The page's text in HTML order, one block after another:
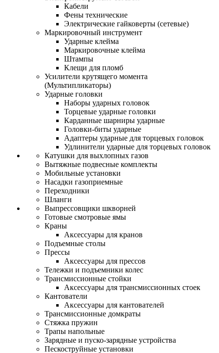
Кабели
Фены технические
Электрические гайковерты (сетевые)
Маркировочный инструмент
Ударные клейма
Маркировочные клейма
Штампы
Клещи для пломб
Усилители крутящего момента
(Мультипликаторы)
Ударные головки
Наборы ударных головок
Торцевые ударные головки
Карданные шарниры ударные
Головки-биты ударные
Адаптеры ударные для торцевых головок
Удлинители ударные для торцевых головок
Катушки для выхлопных газов
Вытяжные подвесные комплекты
Мобильные установки
Насадки газоприемные
Переходники
Шланги
Выпрессовщики шкворней
Готовые смотровые ямы
Краны
Аксессуары для кранов
Подъемные столы
Прессы
Аксессуары для прессов
Тележки и подъемники колес
Трансмиссионные стойки
Аксессуары для трансмиссионных стоек
Кантователи
Аксессуары для кантователей
Трансмиссионные домкраты
Стяжка пружин
Трапы напольные
Зарядные и пуско-зарядные устройства
Пескоструйные установки